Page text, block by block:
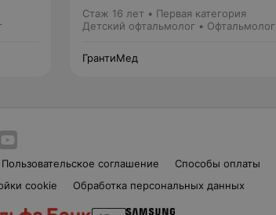
Стаж 16 лет • Первая категория
Детский офтальмолог • Офтальмолог
ГрантиМед
Пользовательское соглашение Способы оплаты
cookie Обработка персональных данных